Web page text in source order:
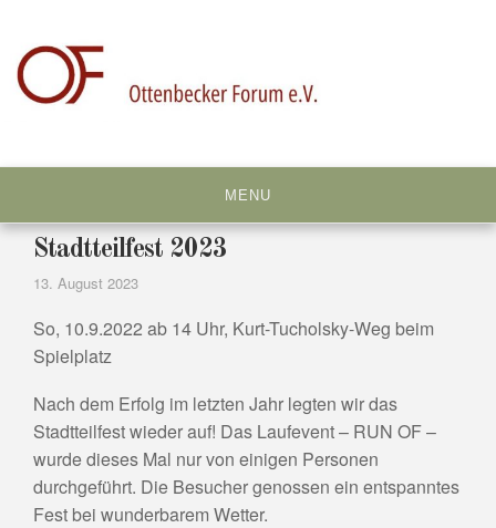
content
MENU
Stadtteilfest 2023
13. August 2023
So, 10.9.2022 ab 14 Uhr, Kurt-Tucholsky-Weg beim
Spielplatz
Nach dem Erfolg im letzten Jahr legten wir das
Stadtteilfest wieder auf! Das Laufevent – RUN OF –
wurde dieses Mal nur von einigen Personen
durchgeführt. Die Besucher genossen ein entspanntes
Fest bei wunderbarem Wetter.